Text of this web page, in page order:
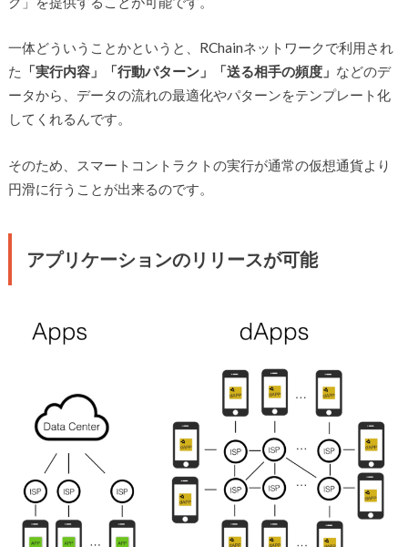
一体どういうことかというと、RChainネットワークで利用され
た
「実行内容」「行動パターン」「送る相手の頻度」 などのデ
ータから、データの流れの最適化やパターンをテンプレート化
してくれるんです。
そのため、スマートコントラクトの実行が通常の仮想通貨より
円滑に行うことが出来るのです。
アプリケーションのリリースが可能